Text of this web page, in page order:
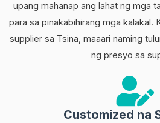
upang mahanap ang lahat ng mga
para sa pinakabihirang mga kalakal.
supplier sa Tsina, maaari naming
ng presyo sa
Customized na